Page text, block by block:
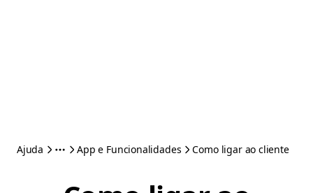
Ajuda App e Funcionalidades Como ligar ao cliente